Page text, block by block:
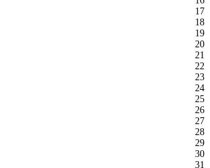
17
18
19
20
21
22
23
24
25
26
27
28
29
30
31